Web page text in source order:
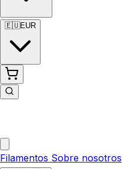
🇪🇺EUR
Filamentos Sobre nosotros